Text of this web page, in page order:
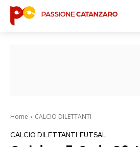
Home CALCIO DILETTANTI
CALCIO DILETTANTI FUTSAL